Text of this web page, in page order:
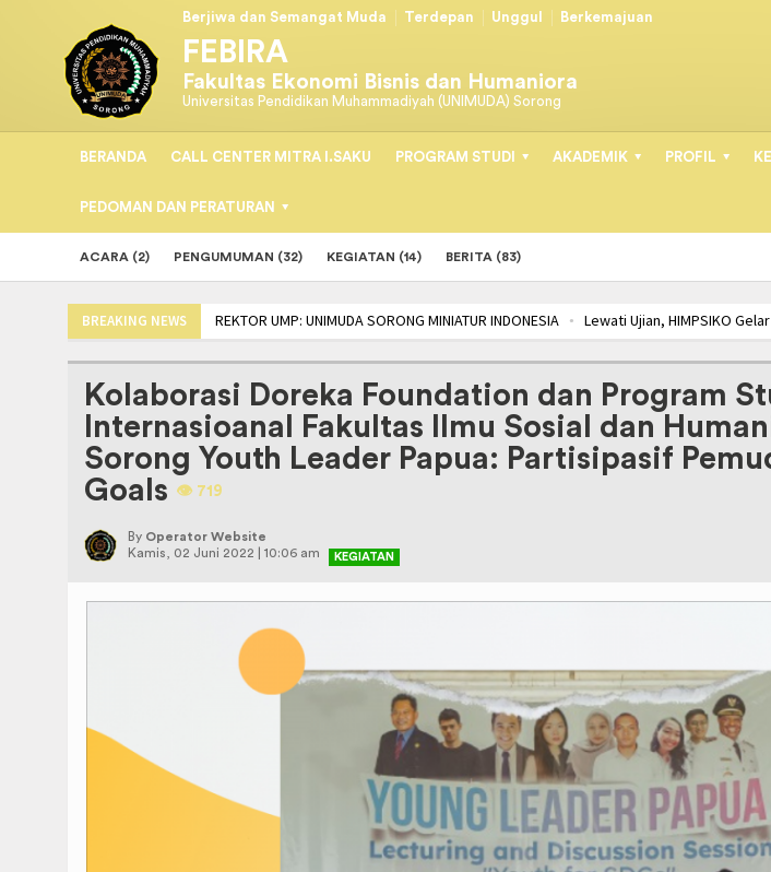
Berjiwa dan Semangat Muda Terdepan Unggul Berkemajuan
FEBIRA
Fakultas Ekonomi Bisnis dan Humaniora
Universitas Pendidikan Muhammadiyah (UNIMUDA) Sorong
BERANDA CALL CENTER MITRA I.SAKU PROGRAM STUDI AKADEMIK PROFIL
PEDOMAN DAN PERATURAN
ACARA (2) PENGUMUMAN (32) KEGIATAN (14) BERITA (83)
BREAKING NEWS REKTOR UMP: UNIMUDA SORONG MINIATUR INDONESIA Lewati Ujian, HIMPSIKO Gelar
Kolaborasi Doreka Foundation dan Program
Internasioanal Fakultas Ilmu Sosial dan
Sorong Youth Leader Papua: Partisipasif
Goals 👁️️ 719
By Operator Website
Kamis, 02 Juni 2022 | 10:06 am
KEGIATAN